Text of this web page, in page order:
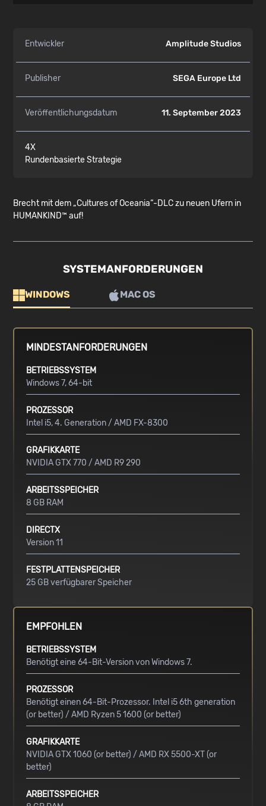
Entwickler Amplitude Studios
Publisher SEGA Europe Ltd
Veröffentlichungsdatum 11. September 2023
4X
Rundenbasierte Strategie
Brecht mit dem „Cultures of Oceania“-DLC zu neuen Ufern in
HUMANKIND™ auf!
SYSTEMANFORDERUNGEN
WINDOWS MAC OS
MINDESTANFORDERUNGEN
BETRIEBSSYSTEM
Windows 7, 64-bit
PROZESSOR
Intel i5, 4. Generation / AMD FX-8300
GRAFIKKARTE
NVIDIA GTX 770 / AMD R9 290
ARBEITSSPEICHER
8 GB RAM
DIRECTX
Version 11
FESTPLATTENSPEICHER
25 GB verfügbarer Speicher
EMPFOHLEN
BETRIEBSSYSTEM
Benötigt eine 64-Bit-Version von Windows 7.
PROZESSOR
Benötigt einen 64-Bit-Prozessor. Intel i5 6th generation
(or better) / AMD Ryzen 5 1600 (or better)
GRAFIKKARTE
NVIDIA GTX 1060 (or better) / AMD RX 5500-XT (or
better)
ARBEITSSPEICHER